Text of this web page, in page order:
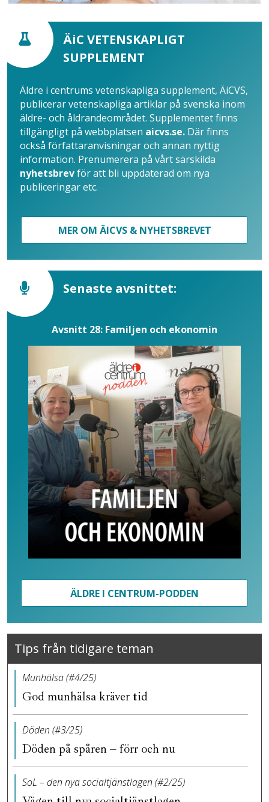
ÄiC VETENSKAPLIGT
SUPPLEMENT
Äldre i centrums vetenskapliga supplement, ÄiCVS,
publicerar vetenskapliga artiklar på svenska inom
äldre- och åldrandeområdet. Supplementet finns
tillgängligt på webbplatsen aicvs.se. Där finns
också författaranvisningar och annan nyttig
information. Prenumerera på vårt särskilda
nyhetsbrevför att bli uppdaterad om nya
publiceringar etc.
MER OM ÄICVS & NYHETSBREVET
Senaste avsnittet:
Avsnitt 28: Familjen och ekonomin
ÄLDRE I CENTRUM-PODDEN
Tips från tidigare teman
Munhälsa (#4/25)
God munhälsa kräver tid
Döden (#3/25)
Döden på spåren – förr och nu
SoL – den nya socialtjänstlagen (#2/25)